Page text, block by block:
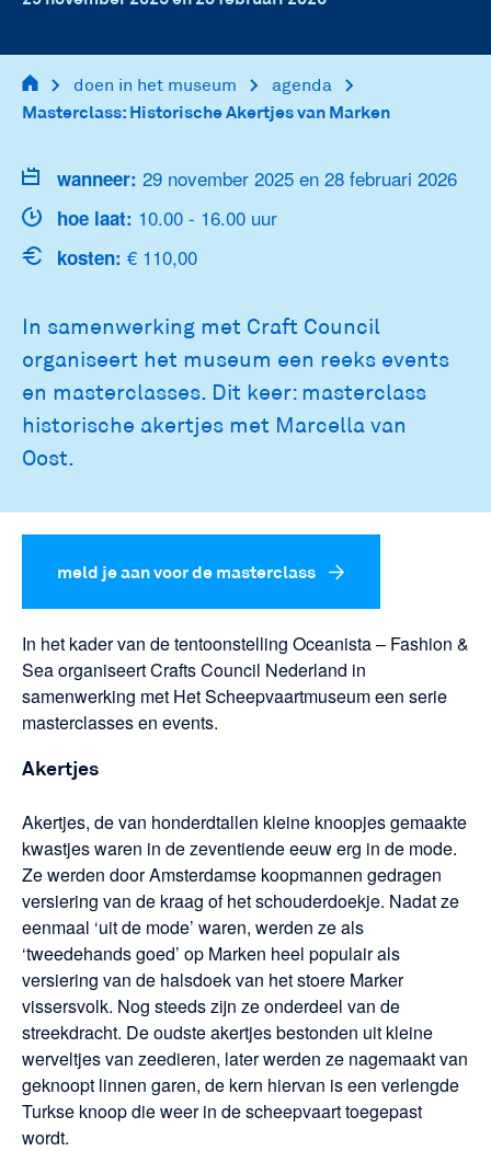
main
navigation
doen in het museum
agenda
Masterclass: Historische Akertjes van Marken
wanneer: 29 november 2025 en 28 februari 2026
hoe laat: 10.00 - 16.00 uur
kosten: € 110,00
In samenwerking met Craft Council
organiseert het museum een reeks events
en masterclasses. Dit keer: masterclass
historische akertjes met Marcella van
Oost.
meld je aan voor de masterclass
In het kader van de tentoonstelling Oceanista – Fashion &
Sea organiseert Crafts Council Nederland in
samenwerking met Het Scheepvaartmuseum een serie
masterclasses en events.
Akertjes
Akertjes, de van honderdtallen kleine knoopjes gemaakte
kwastjes waren in de zeventiende eeuw erg in de mode.
Ze werden door Amsterdamse koopmannen gedragen
versiering van de kraag of het schouderdoekje. Nadat ze
eenmaal ‘uit de mode’ waren, werden ze als
‘tweedehands goed’ op Marken heel populair als
versiering van de halsdoek van het stoere Marker
vissersvolk. Nog steeds zijn ze onderdeel van de
streekdracht. De oudste akertjes bestonden uit kleine
werveltjes van zeedieren, later werden ze nagemaakt van
geknoopt linnen garen, de kern hiervan is een verlengde
Turkse knoop die weer in de scheepvaart toegepast
wordt.